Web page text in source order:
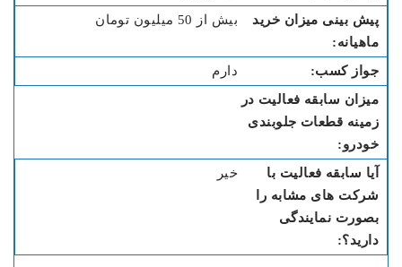
بیش از 50 میلیون تومان
دارم
خیر